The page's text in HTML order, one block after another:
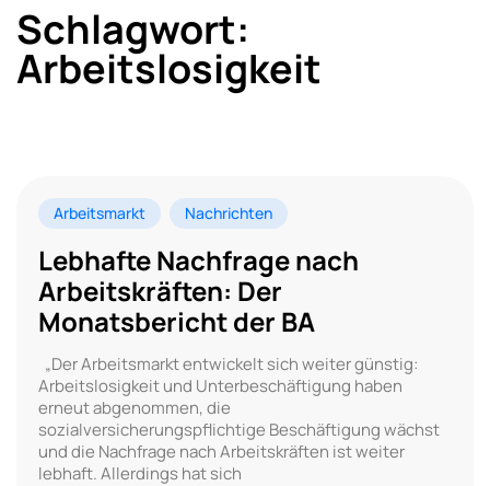
Schlagwort:
Arbeitslosigkeit
Arbeitsmarkt Nachrichten
Lebhafte Nachfrage nach
Arbeitskräften: Der
Monatsbericht der BA
„Der Arbeitsmarkt entwickelt sich weiter günstig:
Arbeitslosigkeit und Unterbeschäftigung haben
erneut abgenommen, die
sozialversicherungspflichtige Beschäftigung wächst
und die Nachfrage nach Arbeitskräften ist weiter
lebhaft. Allerdings hat sich